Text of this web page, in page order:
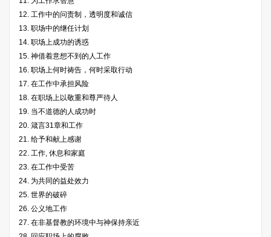
12. 工作中的问责制，透明度和诚信
13. 职场中的继任计划
14. 职场上成功的诱惑
15. 神借着意想不到的人工作
16. 职场上何时祷告，何时采取行动
17. 在工作中承担风险
18. 在职场上以敬重和尊严待人
19. 当不道德的人成功时
20. 箴言31章和工作
21. 给予和献上感谢
22. 工作, 休息和家庭
23. 在工作中受苦
24. 为共同的益处效力
25. 世界的破碎
26. 公义地工作
27. 在非基督教的环境中与神保持亲近